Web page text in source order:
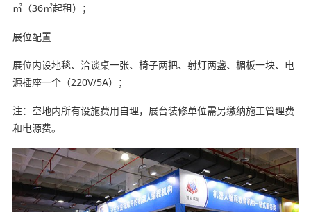
㎡（36㎡起租）；
展位配置
展位内设地毯、洽谈桌一张、椅子两把、射灯两盏、楣板一块、电
源插座一个（220V/5A）；
注：空地内所有设施费用自理，展台装修单位需另缴纳施工管理费
和电源费。